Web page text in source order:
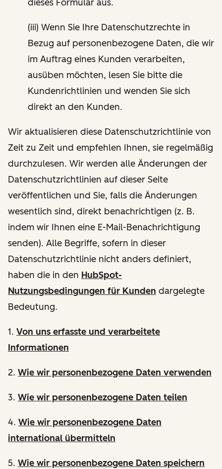
dieses Formular aus.
(iii) Wenn Sie Ihre Datenschutzrechte in
Bezug auf personenbezogene Daten, die wir
im Auftrag eines Kunden verarbeiten,
ausüben möchten, lesen Sie bitte die
Kundenrichtlinien und wenden Sie sich
direkt an den Kunden.
Wir aktualisieren diese Datenschutzrichtlinie von
Zeit zu Zeit und empfehlen Ihnen, sie regelmäßig
durchzulesen. Wir werden alle Änderungen der
Datenschutzrichtlinien auf dieser Seite
veröffentlichen und Sie, falls die Änderungen
wesentlich sind, direkt benachrichtigen (z. B.
indem wir Ihnen eine E-Mail-Benachrichtigung
senden). Alle Begriffe, sofern in dieser
Datenschutzrichtlinie nicht anders definiert,
haben die in den HubSpot-
Nutzungsbedingungen für Kunden dargelegte
Bedeutung.
1. Von uns erfasste und verarbeitete
Informationen
2. Wie wir personenbezogene Daten verwenden
3. Wie wir personenbezogene Daten teilen
4. Wie wir personenbezogene Daten
international übermitteln
5. Wie wir personenbezogene Daten speichern